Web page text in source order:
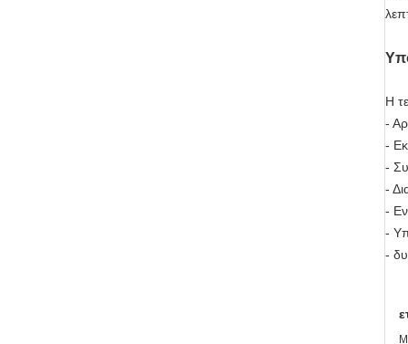
Η
-
-
-
-
-
-
-